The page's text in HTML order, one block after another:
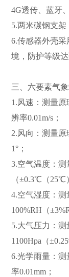
4G透传、蓝牙
5.两米碳钢支
6.传感器外壳
境，防护等级
三、六要素气
1.风速：测量原
辨率0.01m/s；
2.风向：测量原
1°；
3.空气温度：
（±0.3℃（25℃
4.空气湿度：
100%RH（
5.大气压力：
1100Hpa（
6.光学雨量：测
率0.01mm；